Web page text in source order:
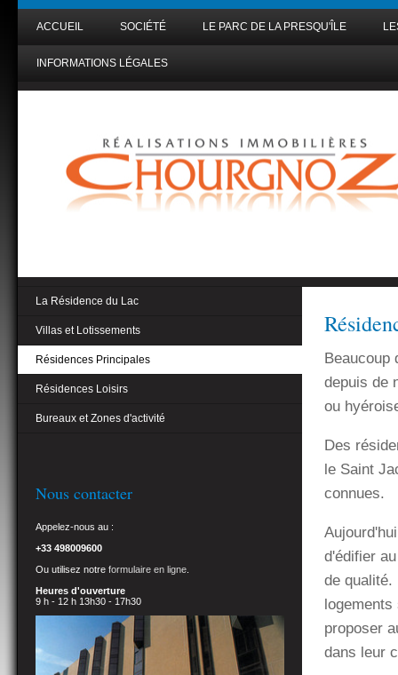
ACCUEIL SOCIÉTÉ LE PARC DE LA PRESQU'ÎLE
INFORMATIONS LÉGALES
La Résidence du Lac
Villas et Lotissements
Résidences Principales
Résidences Loisirs
Bureaux et Zones d'activité
Nous contacter
Appelez-nous au :
+33 498009600
Ou utilisez notre formulaire en ligne
Heures d'ouverture
9 h - 12 h 13h30 - 17h30
Beaucoup
depuis de
ou
Des
le Saint
connues.
d'édifier
de qualité.
proposer
dans leur